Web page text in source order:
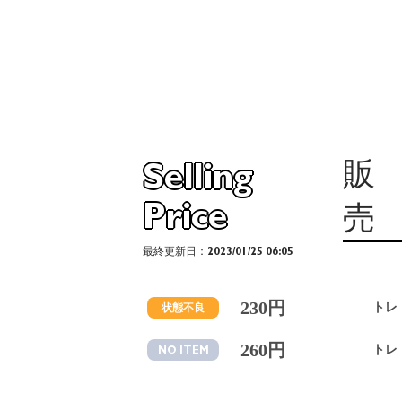
Selling
Price
販
売
最終更新日：2023/01/25 06:05
状態不良 230円 ト
NO ITEM 260円 ト